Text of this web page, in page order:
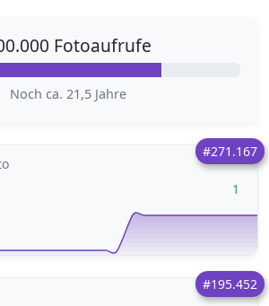
Fotoaufrufe
Noch ca. 21,5 Jahre
#271.167
1
#195.452